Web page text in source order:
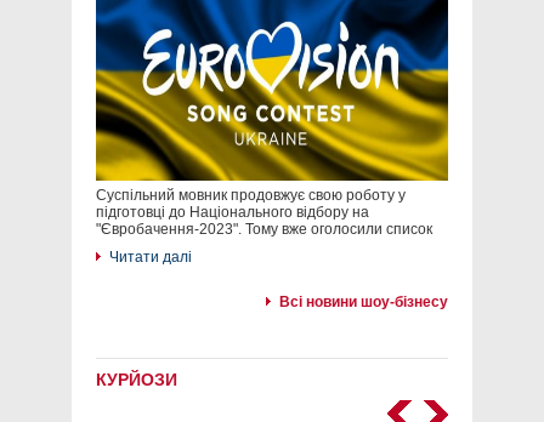
Суспільний мовник продовжує свою роботу у
підготовці до Національного відбору на
"Євробачення-2023". Тому вже оголосили список
Читати далі
Всі новини шоу-бізнесу
КУРЙОЗИ